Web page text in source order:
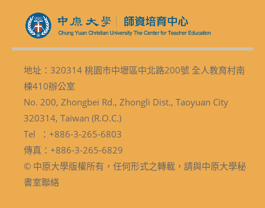
地址：320314 桃園市中壢區中北路200號 全人教育村南
棟410辦公室
No. 200, Zhongbei Rd., Zhongli Dist., Taoyuan City
320314, Taiwan (R.O.C.)
Tel ：+886-3-265-6803
傳真：+886-3-265-6829
© 中原大學版權所有，任何形式之轉載，請與中原大學秘
書室聯絡